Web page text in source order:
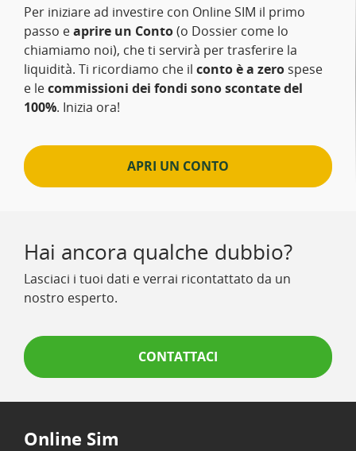
Per iniziare ad investire con Online SIM il primo
passo eaprire un Conto(o Dossier come lo
chiamiamo noi), che ti servirà per trasferire la
liquidità. Ti ricordiamo che il conto è a zero spese
e lecommissioni dei fondi sono scontate del
100%. Inizia ora!
APRI UN CONTO
Hai ancora qualche dubbio?
Lasciaci i tuoi dati e verrai ricontattato da un
nostro esperto.
CONTATTACI
Online Sim